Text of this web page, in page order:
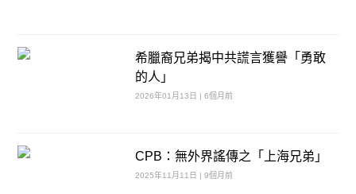
希臘裔兄弟揭中共謊言獲譽「勇敢
的人」
2026年01月13日 | 6個月前
CPB：無外界謠傳之「上海兄弟」
2025年11月11日 | 9個月前